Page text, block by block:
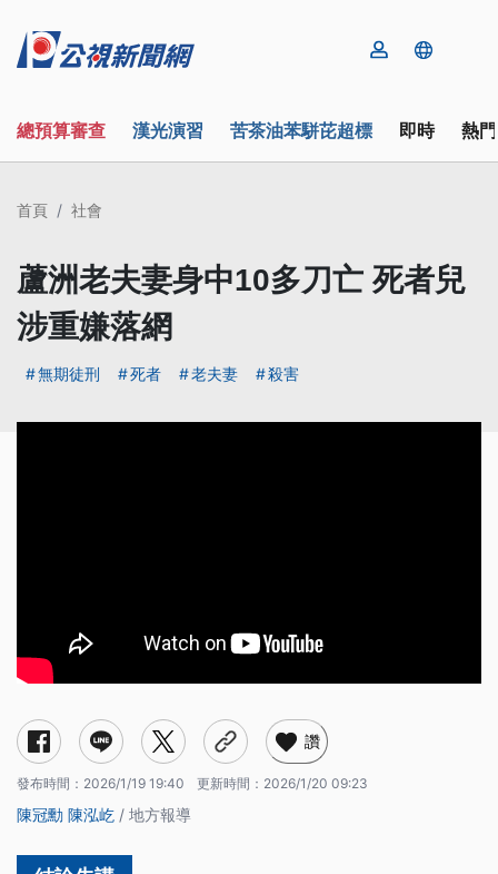
總預算審查 漢光演習 苦茶油苯駢芘超標 即時 熱
首頁 社會
蘆洲老夫妻身中10多刀亡 死者兒
涉重嫌落網
無期徒刑 死者 老夫妻 殺害
讚
發布時間： 2026/1/19 19:40 更新時間： 2026/1/20 09:23
陳冠勳 陳泓屹 / 地方報導